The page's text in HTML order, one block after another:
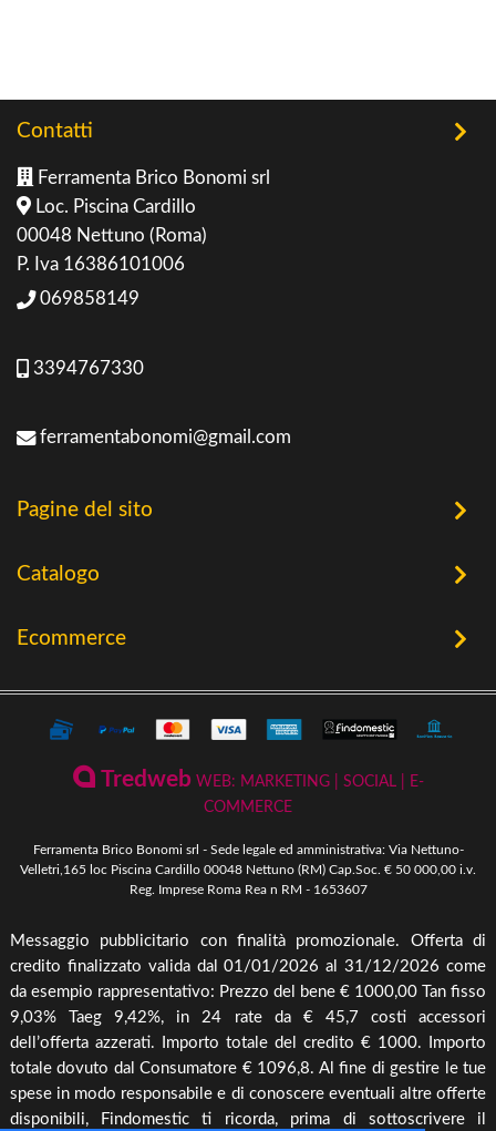
Contatti
Ferramenta Brico Bonomi srl
Loc. Piscina Cardillo
00048 Nettuno (Roma)
P. Iva 16386101006
069858149
3394767330
ferramentabonomi@gmail.com
Pagine del sito
Home
Offerte
Storia
Catalogo
Riscaldamento a Biomassa
Ferramenta & Fai Da Te
Giardinaggio
Piscine & Divertimento
Arredo Giardino & Mare
Mangimi & Pet Care
Agricoltura
Irrigazione & Pompe
Riscaldamento & Pannelli solari & Bollitori
Elettronica & illuminazione
Cura piante
Ecommerce
Termini e Privacy
Condizioni Generali di Vendita
Pagamenti Disponibili
Spedizione e Imballaggio
Cambio, Resi e Rimborsi
TredwebWEB: MARKETING | SOCIAL | E-
COMMERCE
Ferramenta Brico Bonomi srl - Sede legale ed amministrativa: Via Nettuno-
Velletri,165 loc Piscina Cardillo 00048 Nettuno (RM) Cap.Soc. € 50 000,00 i.v.
Reg. Imprese Roma Rea n RM - 1653607
Messaggio pubblicitario con finalità promozionale. Offerta di
credito finalizzato valida dal 01/01/2026 al 31/12/2026 come
da esempio rappresentativo: Prezzo del bene € 1000,00 Tan fisso
9,03% Taeg 9,42%, in 24 rate da € 45,7 costi accessori
dell’offerta azzerati. Importo totale del credito € 1000. Importo
totale dovuto dal Consumatore € 1096,8. Al fine di gestire le tue
spese in modo responsabile e di conoscere eventuali altre offerte
disponibili, Findomestic ti ricorda, prima di sottoscrivere il